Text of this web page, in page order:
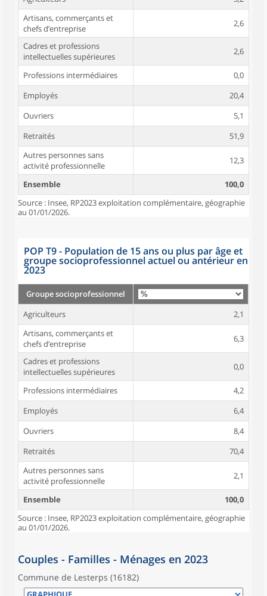
Artisans, commerçants et
chefs d’entreprise
2,6
Cadres et professions
intellectuelles supérieures
2,6
Professions intermédiaires
0,0
Employés
20,4
Ouvriers
5,1
Retraités
51,9
Autres personnes sans
activité professionnelle
12,3
Ensemble
100,0
Source : Insee, RP2023 exploitation complémentaire, géographie
au 01/01/2026.
POP T9 - Population de 15 ans ou plus par âge et
groupe socioprofessionnel actuel ou antérieur en
2023
Groupe socioprofessionnel
Agriculteurs
2,1
Artisans, commerçants et
chefs d’entreprise
6,3
Cadres et professions
intellectuelles supérieures
0,0
Professions intermédiaires
4,2
Employés
6,4
Ouvriers
8,4
Retraités
70,4
Autres personnes sans
activité professionnelle
2,1
Ensemble
100,0
Source : Insee, RP2023 exploitation complémentaire, géographie
au 01/01/2026.
Couples - Familles - Ménages en 2023
Commune de Lesterps (16182)